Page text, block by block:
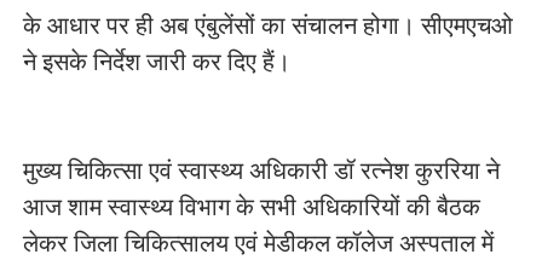
के आधार पर ही अब एंबुलेंसों का संचालन होगा। सीएमएचओ
ने इसके निर्देश जारी कर दिए हैं।
मुख्य चिकित्सा एवं स्वास्थ्य अधिकारी डॉ रत्नेश कुररिया ने
आज शाम स्वास्थ्य विभाग के सभी अधिकारियों की बैठक
लेकर जिला चिकित्सालय एवं मेडीकल कॉलेज अस्पताल में